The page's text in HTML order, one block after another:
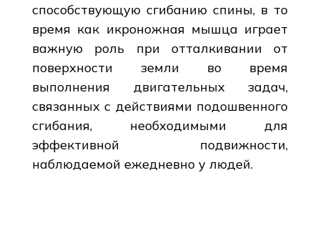
способствующую сгибанию спины, в то
время как икроножная мышца играет
важную роль при отталкивании от
поверхности земли во время
выполнения двигательных задач,
связанных с действиями подошвенного
сгибания, необходимыми для
эффективной подвижности,
наблюдаемой ежедневно у людей.